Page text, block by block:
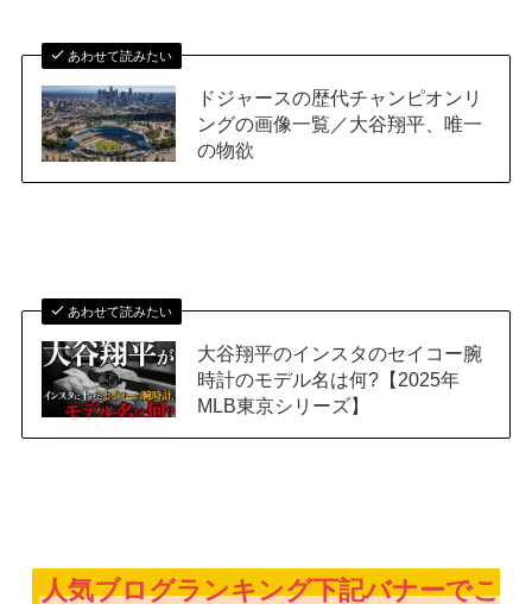
あわせて読みたい
ドジャースの歴代チャンピオンリ
ングの画像一覧／大谷翔平、唯一
の物欲
あわせて読みたい
大谷翔平のインスタのセイコー腕
時計のモデル名は何?【2025年
MLB東京シリーズ】
人気ブログランキング下記バナーでこ